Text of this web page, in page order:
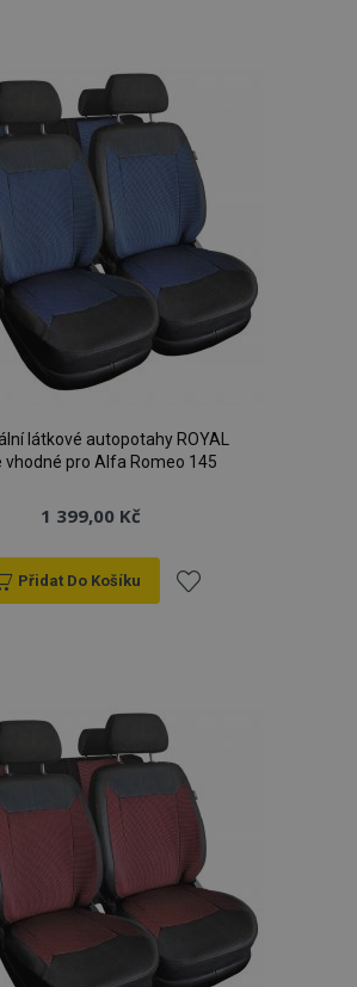
látkové autopotahy ROYAL
vhodné pro Alfa Romeo 145
1 399,00 Kč
Přidat Do Košíku